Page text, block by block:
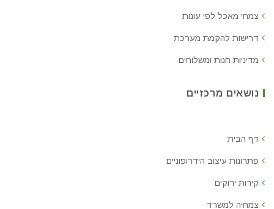
צמחי מאכל לפי עונות
דרישות להקמת מערכת
מדיניות חנות ומשלוחים
נושאים מרכזיים
דף הבית
פתרונות עיצוב הידרופוניים
קירות ירוקים
צמחיה למשרד